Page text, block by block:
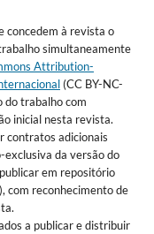
concedem à revista o
simultaneamente
Attribution-
(CC BY-NC-
do trabalho com
inicial nesta revista.
contratos adicionais
da versão do
em repositório
com reconhecimento de
a publicar e distribuir